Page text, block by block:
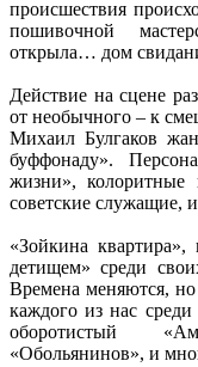
происшествия
пошивочной
открыла… дом
Действие на сцене
от необычного – к
Михаил Булгаков
буффонаду».
жизни»,
советские служащие,
«Зойкина
детищем» среди
Времена меняются,
каждого из нас
оборотистый
«Обольянинов», и